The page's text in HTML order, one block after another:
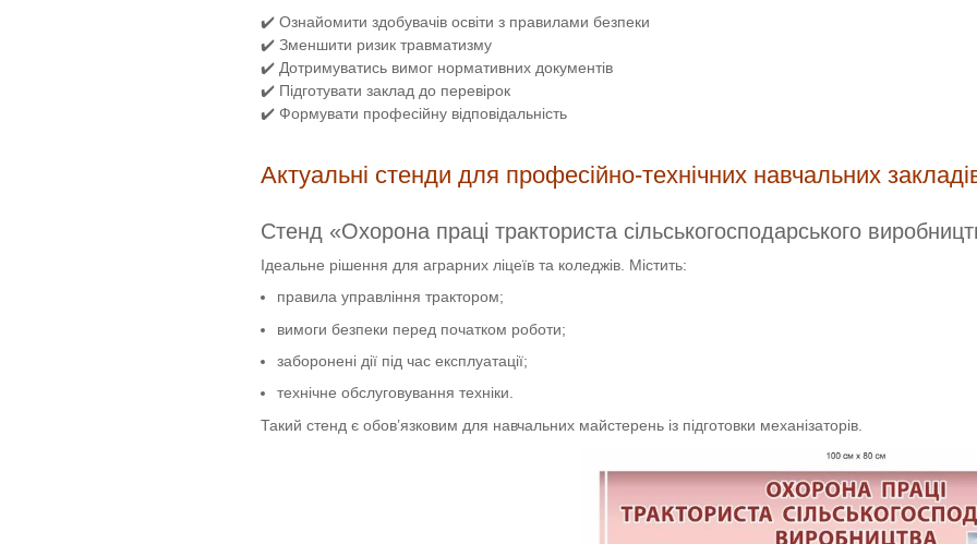
✔️ Ознайомити здобувачів освіти з правилами безпеки
✔️ Зменшити ризик травматизму
✔️ Дотримуватись вимог нормативних документів
✔️ Підготувати заклад до перевірок
✔️ Формувати професійну відповідальність
Актуальні стенди для професійно-технічних навчальних
Стенд «Охорона праці тракториста сільськогосподарського
Ідеальне рішення для аграрних ліцеїв та коледжів. Містить:
правила управління трактором;
вимоги безпеки перед початком роботи;
заборонені дії під час експлуатації;
технічне обслуговування техніки.
Такий стенд є обов’язковим для навчальних майстерень із підготовки механізаторів.